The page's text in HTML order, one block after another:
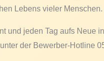
Lebens vieler Menschen.
und jeden Tag aufs Neue
der Bewerber-Hotline